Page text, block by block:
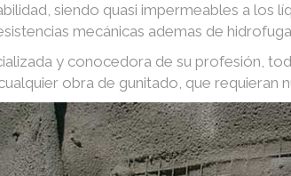
siendo quasi impermeables a los
mecánicas ademas de
y conocedora de su profesión,
obra de gunitado, que requieran